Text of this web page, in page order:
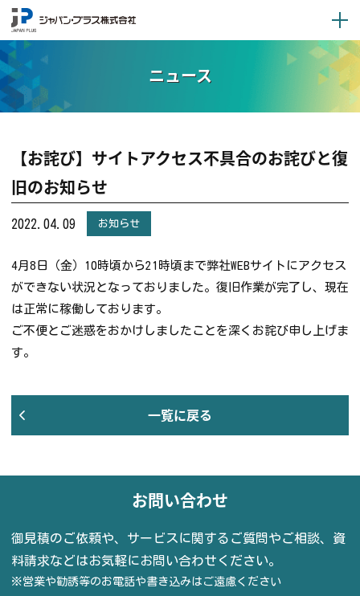
ニュース
【お詫び】サイトアクセス不具合のお詫びと復
旧のお知らせ
2022.04.09 お知らせ
4月8日（金）10時頃から21時頃まで弊社WEBサイトにアクセス
ができない状況となっておりました。復旧作業が完了し、現在
は正常に稼働しております。
ご不便とご迷惑をおかけしましたことを深くお詫び申し上げま
す。
一覧に戻る
お問い合わせ
御見積のご依頼や、サービスに関するご質問やご相談、資
料請求などはお気軽にお問い合わせください。
※営業や勧誘等のお電話や書き込みはご遠慮ください